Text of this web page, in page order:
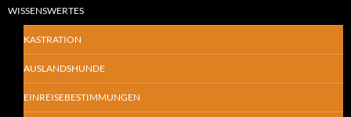
WISSENSWERTES
KASTRATION
AUSLANDSHUNDE
EINREISEBESTIMMUNGEN